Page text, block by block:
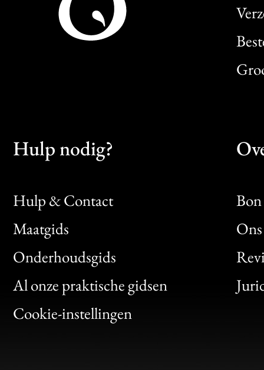
Hulp nodig?
Hulp & Contact
Maatgids
Onderhoudsgids
Al onze praktische gidsen
Cookie-instellingen
Bon
Clic